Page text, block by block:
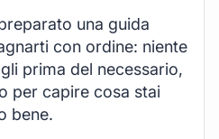
una guida
con ordine: niente
prima del necessario,
per capire cosa stai
bene.